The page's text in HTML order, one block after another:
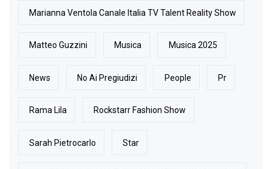
Marianna Ventola Canale Italia TV Talent Reality Show
Matteo Guzzini Musica Musica 2025
News No Ai Pregiudizi People Pr
Rama Lila Rockstarr Fashion Show
Sarah Pietrocarlo Star